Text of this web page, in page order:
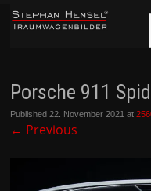
Porsche 911
Published22. November 2021 at
← Previous